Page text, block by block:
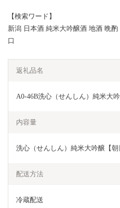
【検索ワード】
新潟 日本酒 純米大吟醸酒 地酒 晩
口
返礼品名
A0-46B洗心（せんしん）純米大
内容量
洗心（せんしん）純米大吟醸【
配送方法
冷蔵配送